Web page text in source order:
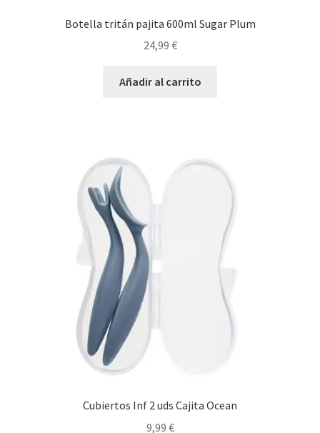
Botella tritán pajita 600ml Sugar Plum
24,99 €
Añadir al carrito
Cubiertos Inf 2 uds Cajita Ocean
9,99 €